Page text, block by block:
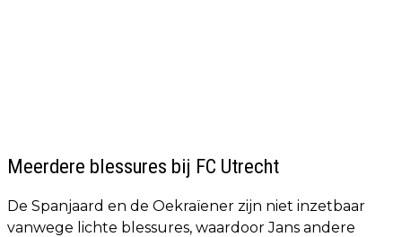
Meerdere blessures bij FC Utrecht
De Spanjaard en de Oekraïener zijn niet inzetbaar
vanwege lichte blessures, waardoor Jans andere